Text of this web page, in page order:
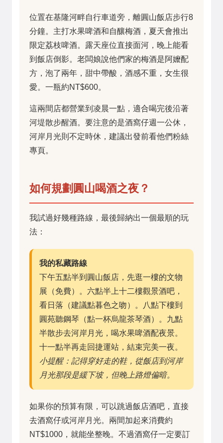
位置在基隆河畔自行車道旁，離圓山飯店步行8
分鐘。主打水果啤酒和自釀梅酒，夏天會推出
限定荔枝啤酒。露天座位直接面河，晚上能看
到飯店倒影。老闆娘說他們家的梅酒是阿嬤配
方，泡了兩年，甜中帶酸，酒感不重，女生很
愛。一瓶約NT$600。
這兩間店都營業到凌晨一點，適合喝完後沿著
河堤散步醒酒。要注意的是酒窩仔週一公休，
河岸月光則不定時休，建議出發前看他們粉絲
專頁。
如何規劃圓山喝酒之夜？
我試過好幾種路線，最後歸納出一個最順的玩
法：
我的私藏路線
下午五點半到圓山飯店，先逛一樓的文物
展（免費）。六點半上十二樓觀景酒吧，
看日落（建議點暮色之吻）。八點下樓到
圓苑聽鋼琴（點一杯烏龍茶琴酒）。九點
半散步去河岸月光，喝水果啤酒配夜景。
十一點半再走回捷運站，結束完美一夜。
小提醒：記得穿好走的鞋，從飯店到河岸
月光那段是緩下坡，但晚上路燈偏暗。
如果你的預算有限，可以跳過飯店酒吧，直接
去酒窩仔或河岸月光。兩間加起來消費約
NT$1000，就能坐整晚。不過酒窩仔一定要訂